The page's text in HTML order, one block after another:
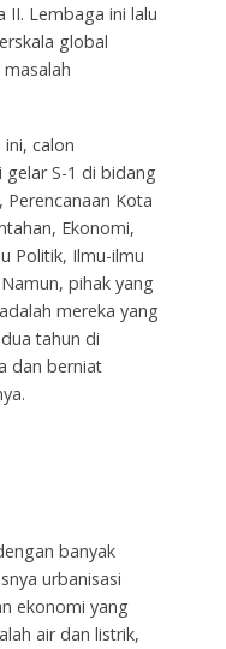
II. Lembaga ini lalu
global
calon
S-1 di bidang
Kota
Ekonomi,
Politik, Ilmu-ilmu
pihak yang
mereka yang
tahun di
dan berniat
banyak
urbanisasi
ekonomi yang
air dan listrik,